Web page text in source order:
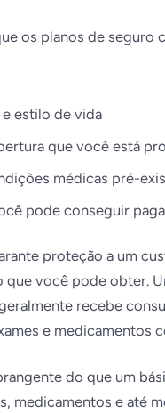
os planos de seguro
estilo de vida
que você está
médicas pré-
pode conseguir
proteção a um
que você pode obter.
recebe
e medicamentos
do que um
medicamentos e até